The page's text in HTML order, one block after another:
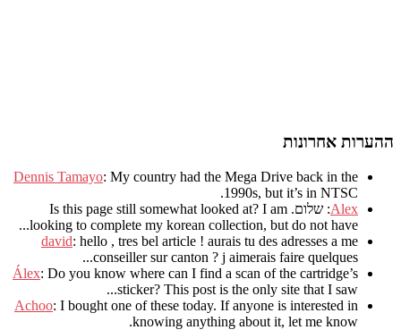
ההערות אחרונות
Dennis Tamayo: My country had the Mega Drive back in the
1990s, but it’s in NTSC
.
Alex: שלום. Is this page still somewhat looked at? I am
looking to complete my korean collection, but do not have..
.
david: hello , tres bel article ! aurais tu des adresses a me
conseiller sur canton ? j aimerais faire quelques..
.
Álex: Do you know where can I find a scan of the cartridge’s
sticker? This post is the only site that I saw...
Achoo: I bought one of these today. If anyone is interested in
knowing anything about it, let me know.